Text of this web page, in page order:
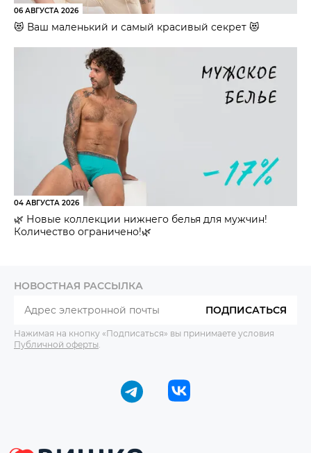
06 АВГУСТА 2026
😻 Ваш маленький и самый красивый секрет 😻
04 АВГУСТА 2026
🌿 Новые коллекции нижнего белья для мужчин!
Количество ограничено!🌿
НОВОСТНАЯ РАССЫЛКА
ПОДПИСАТЬСЯ
Нажимая на кнопку «Подписаться» вы принимаете условия
Публичной оферты